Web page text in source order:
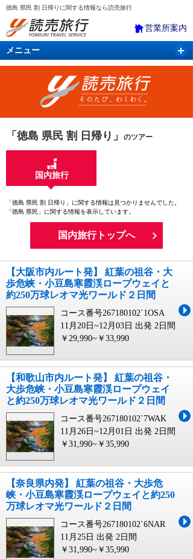
徳島 県民 割 日帰りに関する情報なら読売旅行
営業所案内
メニュー
国内旅行 バスツアー 海外旅行
「徳島 県民 割 日帰り」 のツアー
国内旅行
「徳島 県民 割 日帰り」に関する情報は見つかりませんでした。
「徳島 県民」に関する情報を表示しています。
国内旅行トップへ
【大阪市内ルート発】 紅葉の祖谷・大
歩危峡・小豆島寒霞渓ロープウェイと
約250万球レオマ光ワールド２日間
コース番号267180102`1OSA
11月20日~12月03日 出発 2日間
￥29,990~￥33,990
【和歌山市内ルート発】 紅葉の祖谷・
大歩危峡・小豆島寒霞渓ロープウェイ
と約250万球レオマ光ワールド２日間
コース番号267180102`7WAK
11月26日~12月01日 出発 2日間
￥31,990~￥35,990
【奈良県内発】 紅葉の祖谷・大歩危
峡・小豆島寒霞渓ロープウェイと約250
万球レオマ光ワールド２日間
コース番号267180102`6NAR
11月25日 出発 2日間
￥31,990~￥35,990